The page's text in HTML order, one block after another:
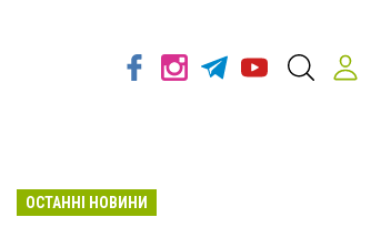
ОСТАННІ НОВИНИ